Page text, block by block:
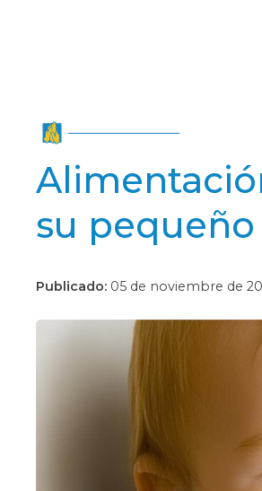
su pequeño
Publicado: 05 de noviembre de